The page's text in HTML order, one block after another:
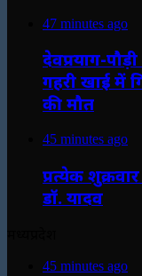
47 minutes ago
देवप्रयाग-
गहरी खाई में
की मौत
45 minutes ago
प्रत्येक
डॉ. यादव
45 minutes ago